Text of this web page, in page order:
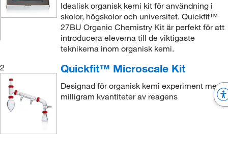
Idealisk organisk kemi kit för användning i
skolor, högskolor och universitet. Quickfit™
27BU Organic Chemistry Kit är perfekt för att
introducera eleverna till de viktigaste
teknikerna inom organisk kemi.
2
Quickfit™ Microscale Kit
Designad för organisk kemi experiment med
milligram kvantiteter av reagens